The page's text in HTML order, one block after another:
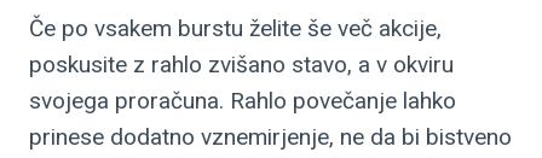
Če po vsakem burstu želite še več akcije,
poskusite z rahlo zvišano stavo, a v okviru
svojega proračuna. Rahlo povečanje lahko
prinese dodatno vznemirjenje, ne da bi bistveno